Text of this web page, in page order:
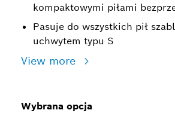
kompaktowymi piłami
Pasuje do wszystkich pił
uchwytem typu S
View more
Wybrana opcja